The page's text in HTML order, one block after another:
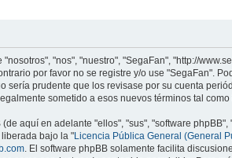
"nos", "nuestro", "SegaFan", "http://
por favor no se registre y/o use "SegaFan".
sería prudente que los revisase por su cuenta
sometido a esos nuevos términos tal
aquí en adelante "ellos", "sus", "software
bajo la "Licencia Pública General (General
. El software phpBB solamente facilita